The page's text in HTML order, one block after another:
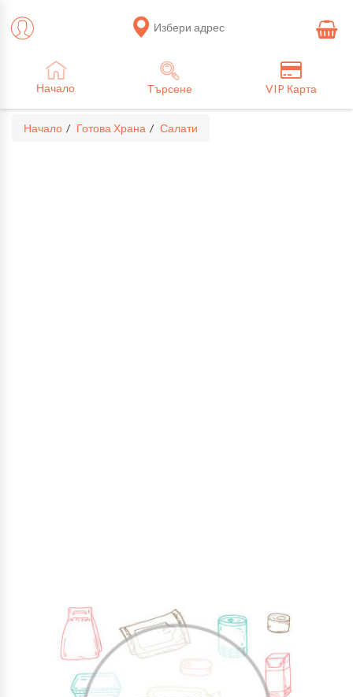
Избери адрес
Начало Търсене VIP Карта
Начало Готова Храна Салати